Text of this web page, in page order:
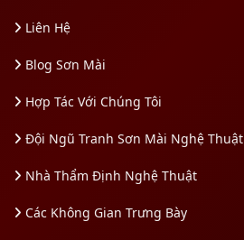
Liên Hệ
Blog Sơn Mài
Hợp Tác Với Chúng Tôi
Đội Ngũ Tranh Sơn Mài Nghệ Thuật
Nhà Thẩm Định Nghệ Thuật
Các Không Gian Trưng Bày